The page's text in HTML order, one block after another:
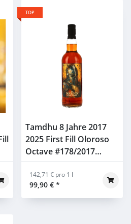
TOP
Tamdhu 8 Jahre 2017
2025 First Fill Oloroso
Octave #178/2017
Whiskyhort WOTM
40,5% 0,7l
99,90 € *
142,71 € pro 1 l